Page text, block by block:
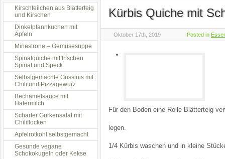
Restaurant Restaurant alla Mama Shopping Sicherheit
Tiere Tierzubehör Uncategorized
Kürbis Quiche mit
Oktober 17th, 2019 Posted in
Für den Boden eine Rolle Blätterteig
legen.
1/4 Kürbis waschen und in kleine
Kirschteilchen aus Blätterteig
und Kirschen
Dinkelpfannkuchen mit
Äpfeln
Minestrone – Gemüsesuppe
Spinatquiche mit frischen
Spinat und Speck
Selbstgemachte Grissinis mit
Chili und Pizzagewürz
Bechamelsauce mit
Hafermilch
Scharfer Gurkensalat mit
Chiliflocken
Apfelrotkohl selbstgemacht
Gesunde vegane
Schokokugeln oder Kekse